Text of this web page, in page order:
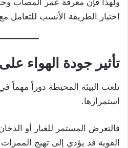
ولهذا فإن معرفة عمر المصاب
اختيار الطريقة الأنسب للتعامل
تأثير جودة الهواء
تلعب البيئة المحيطة دوراً مهماً
استمرارها.
فالتعرض المستمر للغبار أو الدخان
القوية قد يؤدي إلى تهيج الممرات